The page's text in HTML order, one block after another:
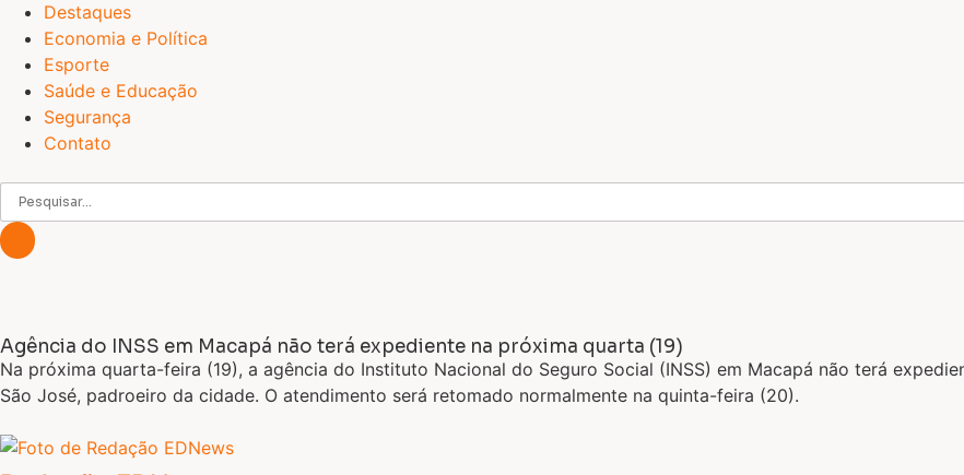
Destaques
Economia e Política
Esporte
Saúde e Educação
Segurança
Contato
Agência do INSS em Macapá não terá expediente na próxima quarta (19)
Na próxima quarta-feira (19), a agência do Instituto Nacional do Seguro Social (INSS) em Macapá não terá
São José, padroeiro da cidade. O atendimento será retomado normalmente na quinta-feira (20).